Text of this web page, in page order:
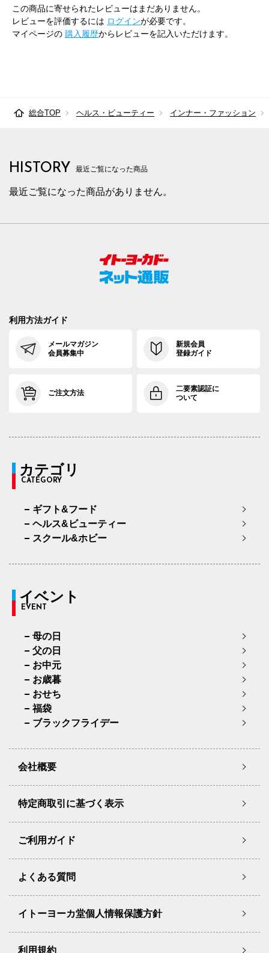
この商品に寄せられたレビューはまだありません。
レビューを評価するには ログインが必要です。
マイページの 購入履歴からレビューを記入いただけます。
総合TOP ヘルス・ビューティー インナー・ファッション
HISTORY 最近ご覧になった商品
最近ご覧になった商品がありません。
利用方法ガイド
メールマガジン
会員募集中
新規会員
登録ガイド
ご注文方法
二要素認証に
ついて
カテゴリ
CATEGORY
ギフト&フード
ヘルス&ビューティー
スクール&ホビー
イベント
EVENT
母の日
父の日
お中元
お歳暮
おせち
福袋
ブラックフライデー
会社概要
特定商取引に基づく表示
ご利用ガイド
よくある質問
イトーヨーカ堂個人情報保護方針
利用規約